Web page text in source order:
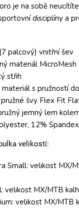
je na sobě
disciplíny a
palcový) vnitřní šev
materiál MicroMesh
střih
s pružností
švy Flex Fit
jemný lem
12%
velikostí:
Small: velikost MX/
velikost MX/MTB
velikost MX/MTB